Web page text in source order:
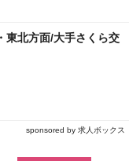
東北方面/大手さくら交
sponsored by 求人ボックス